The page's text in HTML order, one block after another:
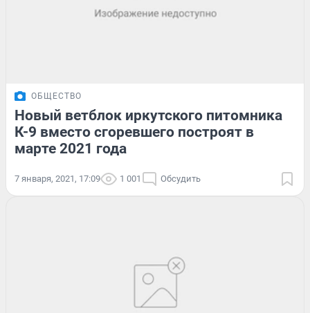
ОБЩЕСТВО
Новый ветблок иркутского питомника
К-9 вместо сгоревшего построят в
марте 2021 года
7 января, 2021, 17:09 1 001 Обсудить